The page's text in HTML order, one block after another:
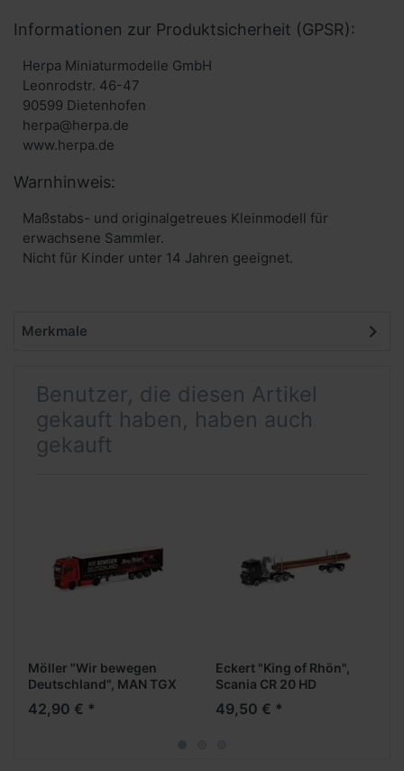
Informationen zur Produktsicherheit (GPSR):
Herpa Miniaturmodelle GmbH
Leonrodstr. 46-47
90599 Dietenhofen
herpa@herpa.de
www.herpa.de
Warnhinweis:
Maßstabs- und originalgetreues Kleinmodell für
erwachsene Sammler.
Nicht für Kinder unter 14 Jahren geeignet.
Merkmale
Benutzer, die diesen Artikel
gekauft haben, haben auch
gekauft
Möller "Wir bewegen
Deutschland", MAN TGX
GX vvsp. Medi
GardPlAufl.
42,90 € *
Eckert "King of Rhön",
Scania CR 20 HD
HolztransporterAufl.
49,50 € *